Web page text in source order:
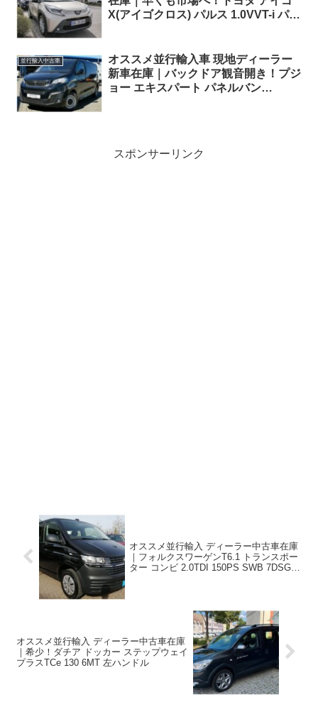
X(アイゴクロス) パルス 1.0VVT-i パド
並行輸入中古車
オススメ並行輸入車 現地ディーラー
新車在庫｜バックドア観音開き！プジ
ョー エキスパート パネルバン
スポンサーリンク
オススメ並行輸入 ディーラー中古車在庫
｜フォルクスワーゲンT6.1 トランスポー
ター コンビ 2.0TDI 150PS SWB 7DSG 9
オススメ並行輸入 ディーラー中古車在庫
｜希少！ダチア ドッカー ステップウェイ
プラスTCe 130 6MT 左ハンドル